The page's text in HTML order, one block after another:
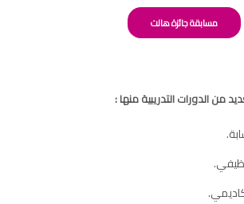
مسابقة جائزة هالت
من الدورات التدريبية منها :